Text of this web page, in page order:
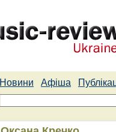
Новини Афіша